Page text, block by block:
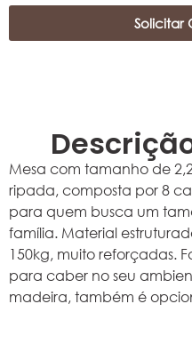
Solicitar
Mesa com tamanho de
ripada, composta por 8
para quem busca um
família. Material
150kg, muito reforçadas.
para caber no seu
madeira, também é